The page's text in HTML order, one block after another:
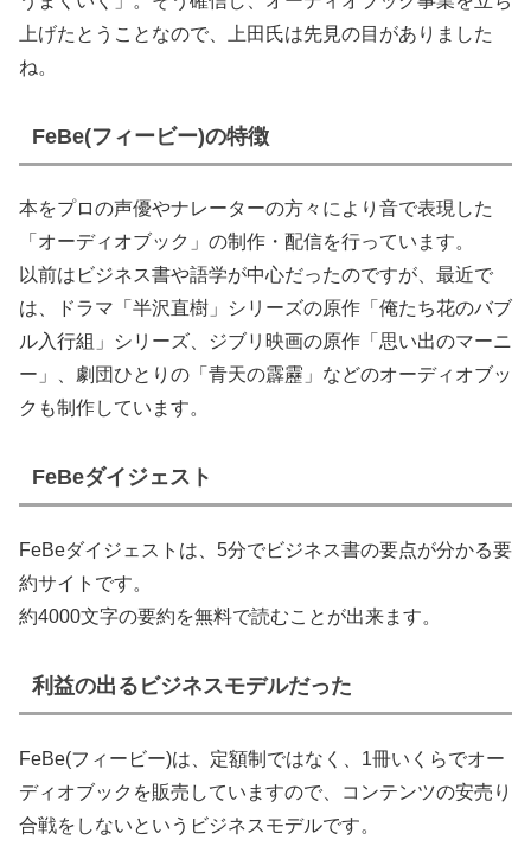
上げたとうことなので、上田氏は先見の目がありました
ね。
FeBe(フィービー)の特徴
本をプロの声優やナレーターの方々により音で表現した
「オーディオブック」の制作・配信を行っています。
以前はビジネス書や語学が中心だったのですが、最近で
は、ドラマ「半沢直樹」シリーズの原作「俺たち花のバブ
ル入行組」シリーズ、ジブリ映画の原作「思い出のマーニ
ー」、劇団ひとりの「青天の霹靂」などのオーディオブッ
クも制作しています。
FeBeダイジェスト
FeBeダイジェストは、5分でビジネス書の要点が分かる要
約サイトです。
約4000文字の要約を無料で読むことが出来ます。
利益の出るビジネスモデルだった
FeBe(フィービー)は、定額制ではなく、1冊いくらでオー
ディオブックを販売していますので、コンテンツの安売り
合戦をしないというビジネスモデルです。